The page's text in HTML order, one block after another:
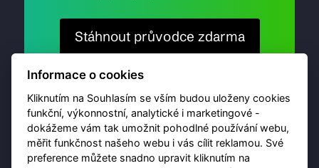
Stáhnout průvodce zdarma
Informace o cookies
Kliknutím na Souhlasím se vším budou uloženy cookies
funkční, výkonnostní, analytické i marketingové -
dokážeme vám tak umožnit pohodlné používání webu,
měřit funkčnost našeho webu i vás cílit reklamou. Své
preference můžete snadno upravit kliknutím na